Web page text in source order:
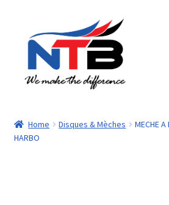
navigation
contenu
Boutique
Home Disques & Mèches
MECHE
HARBO